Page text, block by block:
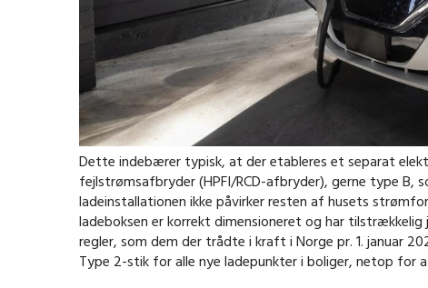
Dette indebærer typisk, at der etableres et separat
fejlstrømsafbryder (HPFI/RCD-afbryder), gerne type B,
ladeinstallationen ikke påvirker resten af husets
ladeboksen er korrekt dimensioneret og har
regler, som dem der trådte i kraft i Norge pr. 1. januar
Type 2-stik for alle nye ladepunkter i boliger, netop for